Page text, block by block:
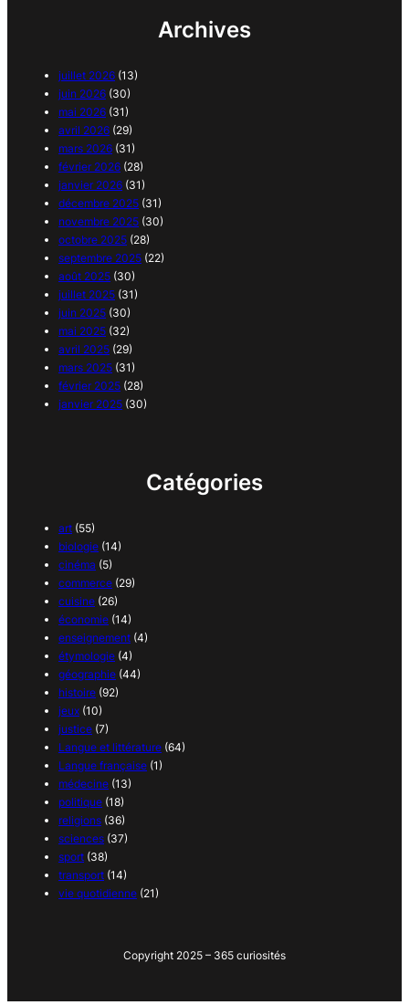
Archives
juillet 2026 (13)
juin 2026 (30)
mai 2026 (31)
avril 2026 (29)
mars 2026 (31)
février 2026 (28)
janvier 2026 (31)
décembre 2025 (31)
novembre 2025 (30)
octobre 2025 (28)
septembre 2025 (22)
août 2025 (30)
juillet 2025 (31)
juin 2025 (30)
mai 2025 (32)
avril 2025 (29)
mars 2025 (31)
février 2025 (28)
janvier 2025 (30)
Catégories
art (55)
biologie (14)
cinéma (5)
commerce (29)
cuisine (26)
économie (14)
enseignement (4)
étymologie (4)
géographie (44)
histoire (92)
jeux (10)
justice (7)
Langue et littérature (64)
Langue française (1)
médecine (13)
politique (18)
religions (36)
sciences (37)
sport (38)
transport (14)
vie quotidienne (21)
Copyright 2025 – 365 curiosités